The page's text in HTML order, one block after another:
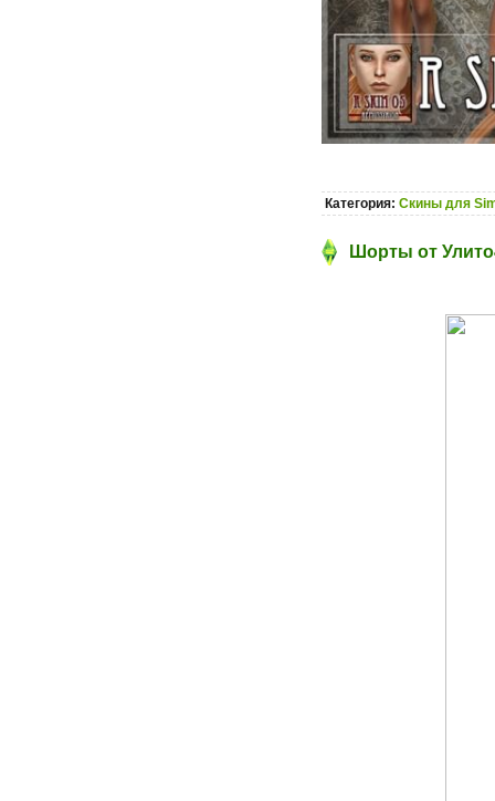
Категория: Скины для
Шорты от